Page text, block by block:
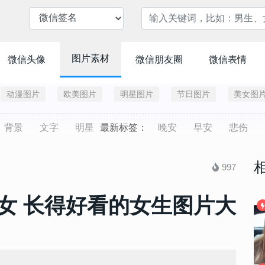
微信头像 图片素材 微信朋友圈 微信表情
动漫图片 欧美图片 明星图片 节日图片 美女图
背景 文字 明星 最新标签： 晚安 早安 悲伤
997
长得好看的女生图片大